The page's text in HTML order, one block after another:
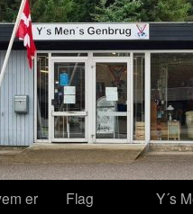
er
Flag
Y´s